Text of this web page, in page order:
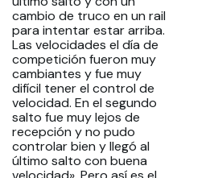
cambio de truco en un rail
para intentar estar arriba.
Las velocidades el día de
competición fueron muy
cambiantes y fue muy
difícil tener el control de
velocidad. En el segundo
salto fue muy lejos de
recepción y no pudo
controlar bien y llegó al
último salto con buena